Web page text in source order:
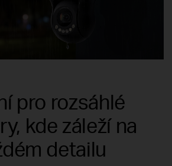
pro rozsáhlé
kde záleží na
detailu